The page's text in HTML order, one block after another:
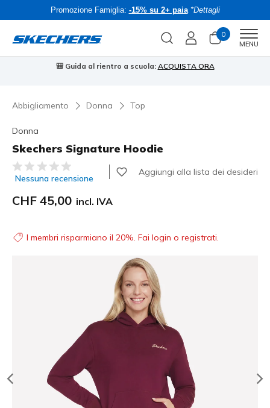
Promozione Famiglia: -15% su 2+ paia *Dettagli
0
MENU
🎒 Guida al rientro a scuola: ACQUISTA ORA
Abbigliamento Donna Top
Donna
Skechers Signature Hoodie
Valutazione cliente 4.3 su 5
Nessuna recensione
Aggiungi alla lista dei desideri
CHF 45,00 incl. IVA
I membri risparmiano il 20%. Fai login o registrati.